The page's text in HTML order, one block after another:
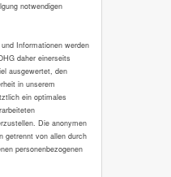
notwendigen
Informationen werden
daher einerseits
ausgewertet, den
in unserem
ein optimales
Die anonymen
getrennt von allen durch
personenbezogenen